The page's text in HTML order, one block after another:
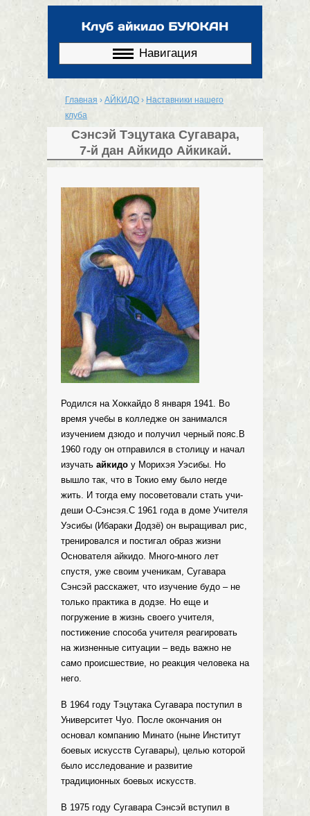
основному
Навигация
Вы здесь
Главная › АЙКИДО › Наставники нашего
клуба
Сэнсэй Тэцутака Сугавара,
7-й дан Айкидо Айкикай.
Родился на Хоккайдо 8 января 1941. Во
время учебы в колледже он занимался
изучением дзюдо и получил черный пояс.В
1960 году он отправился в столицу и начал
изучать айкидо у Морихэя Уэсибы. Но
вышло так, что в Токио ему было негде
жить. И тогда ему посоветовали стать учи-
деши О-Сэнсэя.С 1961 года в доме Учителя
Уэсибы (Ибараки Додзё) он выращивал рис,
тренировался и постигал образ жизни
Основателя айкидо. Много-много лет
спустя, уже своим ученикам, Сугавара
Сэнсэй расскажет, что изучение будо – не
только практика в додзе. Но еще и
погружение в жизнь своего учителя,
постижение способа учителя реагировать
на жизненные ситуации – ведь важно не
само происшествие, но реакция человека на
него.
В 1964 году Тэцутака Сугавара поступил в
Университет Чуо. После окончания он
основал компанию Минато (ныне Институт
боевых искусств Сугавары), целью которой
было исследование и развитие
традиционных боевых искусств.
В 1975 году Сугавара Сэнсэй вступил в